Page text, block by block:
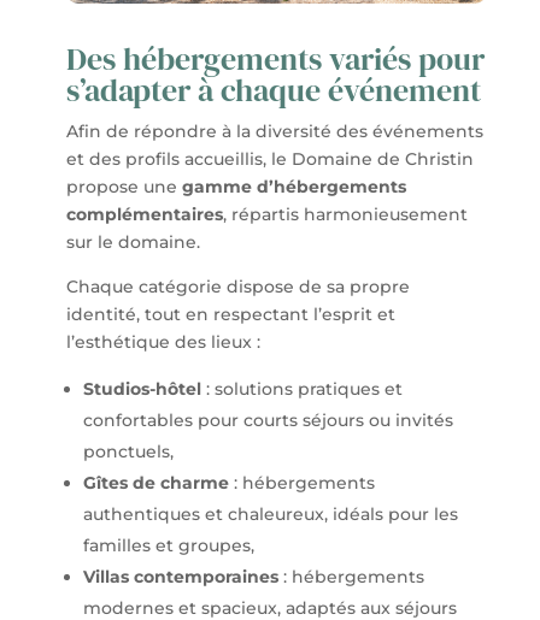
Des hébergements variés pour
s’adapter à chaque événement
Afin de répondre à la diversité des événements
et des profils accueillis, le Domaine de Christin
propose une gamme d’hébergements
complémentaires, répartis harmonieusement
sur le domaine.
Chaque catégorie dispose de sa propre
identité, tout en respectant l’esprit et
l’esthétique des lieux :
Studios-hôtel : solutions pratiques et
confortables pour courts séjours ou invités
ponctuels,
Gîtes de charme : hébergements
authentiques et chaleureux, idéals pour les
familles et groupes,
Villas contemporaines : hébergements
modernes et spacieux, adaptés aux séjours